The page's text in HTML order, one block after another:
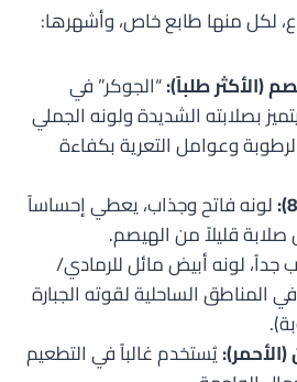
لكل منها طابع خاص، وأشهرها:
طلباً):“الجوكر” في
بصلابته الشديدة ولونه الجملي
وعوامل التعرية بكفاءة
لونه فاتح وجذاب، يعطي إحساساً
صلابة قليلاً من الهيصم.
جداً، لونه أبيض مائل للرمادي/
المناطق الساحلية لقوته الجبارة
يُستخدم غالباً في التطعيم